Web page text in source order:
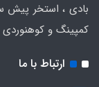
بادی ، استخر پیش
کمپینگ و
ارتباط با ما